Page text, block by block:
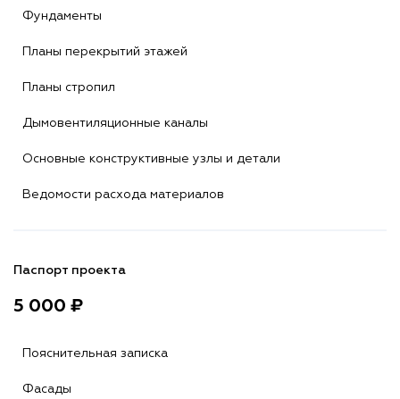
Фундаменты
Планы перекрытий этажей
Планы стропил
Дымовентиляционные каналы
Основные конструктивные узлы и детали
Ведомости расхода материалов
Паспорт проекта
5 000 ₽
Пояснительная записка
Фасады